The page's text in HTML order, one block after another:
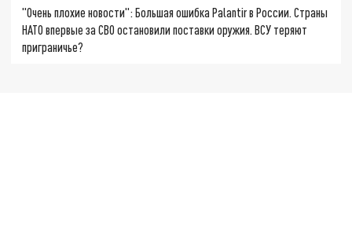
"Очень плохие новости": Большая ошибка Palantir в России. Страны
НАТО впервые за СВО остановили поставки оружия. ВСУ теряют
приграничье?